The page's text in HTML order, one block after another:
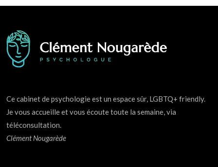
Ce cabinet de psychologie est un espace sûr, LGBTQ+ friendly.
Je vous accueille et vous écoute toute la semaine, via
téléconsultation.
Clément Nougarède